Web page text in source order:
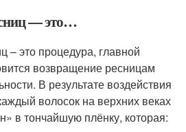
— это…
– это процедура, главной
возвращение ресницам
В результате воздействия
волосок на верхних веках
в тончайшую плёнку, которая: